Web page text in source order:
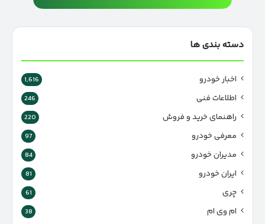
دسته بندی ها
اخبار خودرو 1,616
اطلاعات فنی 246
راهنمای خرید و فروش 220
معرفی خودرو 97
مدیران خودرو 84
ایران خودرو 81
چری 61
ام وی ام 38